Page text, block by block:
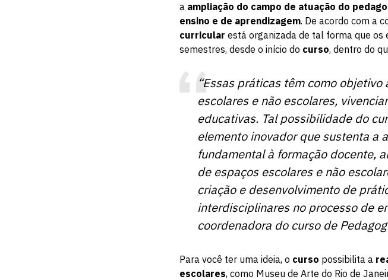
a ampliação do campo de atuação do
ensino e de aprendizagem. De acordo com a
curricular está organizada de tal forma que os
semestres, desde o início do curso, dentro do
“Essas práticas têm como
escolares e não escolares,
educativas. Tal possibilidade do
elemento inovador que sustenta a
fundamental à formação docente,
de espaços escolares e não
criação e desenvolvimento de
interdisciplinares no processo de
coordenadora do curso de
Para você ter uma ideia, o curso possibilita a
escolares, como Museu de Arte do Rio de